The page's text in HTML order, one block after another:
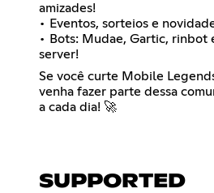
amizades!
• Eventos, sorteios e
• Bots: Mudae, Gartic, rinbot
server!
Se você curte Mobile
venha fazer parte dessa
a cada dia! 🚀
SUPPORTED